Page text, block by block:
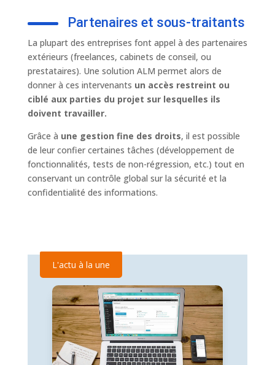
Partenaires et sous-traitants
La plupart des entreprises font appel à des partenaires
extérieurs (freelances, cabinets de conseil, ou
prestataires). Une solution ALM permet alors de
donner à ces intervenants un accès restreint ou
ciblé aux parties du projet sur lesquelles ils
doivent travailler.
Grâce à une gestion fine des droits, il est possible
de leur confier certaines tâches (développement de
fonctionnalités, tests de non-régression, etc.) tout en
conservant un contrôle global sur la sécurité et la
confidentialité des informations.